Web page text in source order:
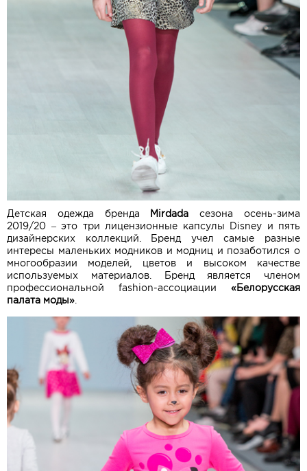
Детская одежда бренда Mirdada сезона осень-зима
2019/20 – это три лицензионные капсулы Disney и пять
дизайнерских коллекций. Бренд учел самые разные
интересы маленьких модников и модниц и позаботился о
многообразии моделей, цветов и высоком качестве
используемых материалов. Бренд является членом
профессиональной fashion-ассоциации «Белорусская
палата моды»